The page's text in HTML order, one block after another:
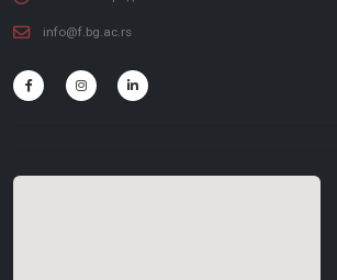
info@f.bg.ac.rs